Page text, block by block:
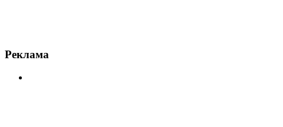
Реклама